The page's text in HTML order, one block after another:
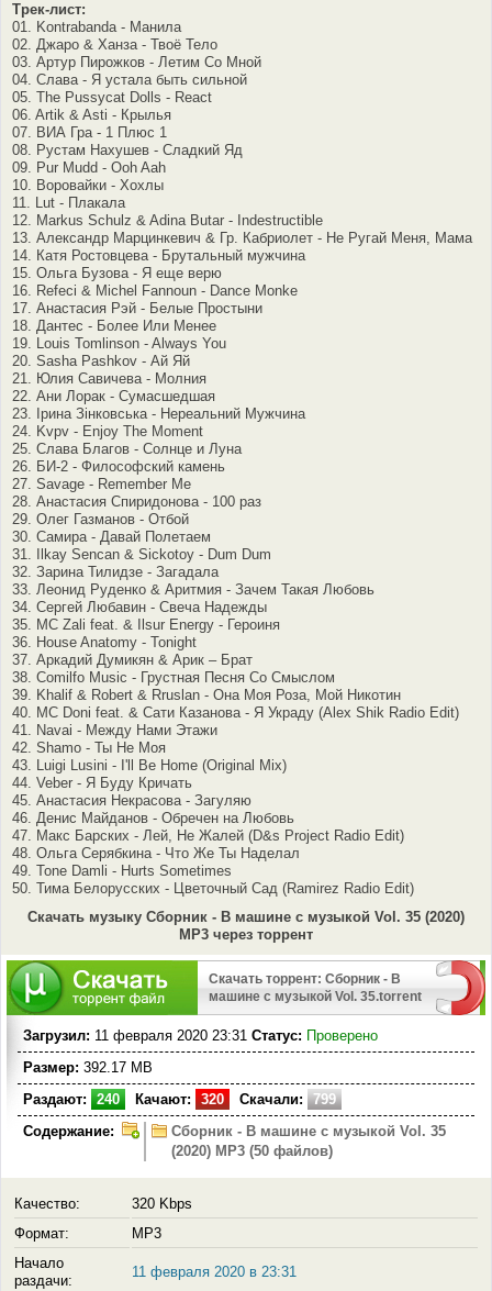
Трек-лист:
01. Kontrabanda - Манила
02. Джаро & Ханза - Твоё Тело
03. Артур Пирожков - Летим Со Мной
04. Слава - Я устала быть сильной
05. The Pussycat Dolls - React
06. Artik & Asti - Крылья
07. ВИА Гра - 1 Плюс 1
08. Рустам Нахушев - Сладкий Яд
09. Pur Mudd - Ooh Aah
10. Воровайки - Хохлы
11. Lut - Плакала
12. Markus Schulz & Adina Butar - Indestructible
13. Александр Марцинкевич & Гр. Кабриолет - Не Ругай Меня, Мама
14. Катя Ростовцева - Брутальный мужчина
15. Ольга Бузова - Я еще верю
16. Refeci & Michel Fannoun - Dance Monke
17. Анастасия Рэй - Белые Простыни
18. Дантес - Более Или Менее
19. Louis Tomlinson - Always You
20. Sasha Pashkov - Ай Яй
21. Юлия Савичева - Молния
22. Ани Лорак - Сумасшедшая
23. Ірина Зінковська - Нереальний Мужчина
24. Kvpv - Enjoy The Moment
25. Слава Благов - Солнце и Луна
26. БИ-2 - Философский камень
27. Savage - Remember Me
28. Анастасия Спиридонова - 100 раз
29. Олег Газманов - Отбой
30. Самира - Давай Полетаем
31. Ilkay Sencan & Sickotoy - Dum Dum
32. Зарина Тилидзе - Загадала
33. Леонид Руденко & Аритмия - Зачем Такая Любовь
34. Сергей Любавин - Свеча Надежды
35. MC Zali feat. & Ilsur Energy - Героиня
36. House Anatomy - Tonight
37. Аркадий Думикян & Арик – Брат
38. Comilfo Music - Грустная Песня Со Смыслом
39. Khalif & Robert & Rruslan - Она Моя Роза, Мой Никотин
40. MC Doni feat. & Сати Казанова - Я Украду (Alex Shik Radio Edit)
41. Navai - Между Нами Этажи
42. Shamo - Ты Не Моя
43. Luigi Lusini - I'll Be Home (Original Mix)
44. Veber - Я Буду Кричать
45. Анастасия Некрасова - Загуляю
46. Денис Майданов - Обречен на Любовь
47. Макс Барских - Лей, Не Жалей (D&s Project Radio Edit)
48. Ольга Серябкина - Что Же Ты Наделал
49. Tone Damli - Hurts Sometimes
50. Тима Белорусских - Цветочный Сад (Ramirez Radio Edit)
Скачать музыку Сборник - В машине с музыкой Vol. 35 (2020)
MP3 через торрент
Скачать торрент: Сборник - В
машине с музыкой Vol. 35.torrent
Загрузил: 11 февраля 2020 23:31 Статус: Проверено
Размер: 392.17 MB
Раздают:
240 Качают: 320 Скачали:
799
Содержание:
Сборник - В машине с музыкой Vol. 35
(2020) MP3 (50 файлов)
Качество:
320 Kbps
Формат:
MP3
Начало
раздачи:
11 февраля 2020 в 23:31